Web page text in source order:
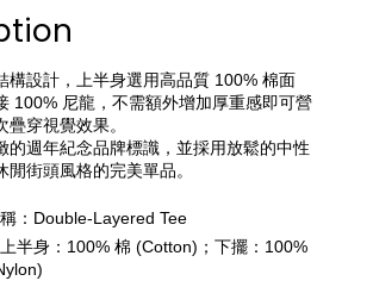
構設計，上半身選用高品質 100% 棉面
100% 尼龍，不需額外增加厚重感即可營
穿視覺效果。
的週年紀念品牌標識，並採用放鬆的中性
閒街頭風格的完美單品。
：Double-Layered Tee
半身：100% 棉 (Cotton)；下擺：100%